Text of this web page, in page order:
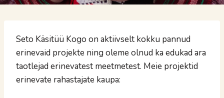
Seto Käsitüü Kogo on aktiivselt kokku pannud
erinevaid projekte ning oleme olnud ka edukad ara
taotlejad erinevatest meetmetest. Meie projektid
erinevate rahastajate kaupa: